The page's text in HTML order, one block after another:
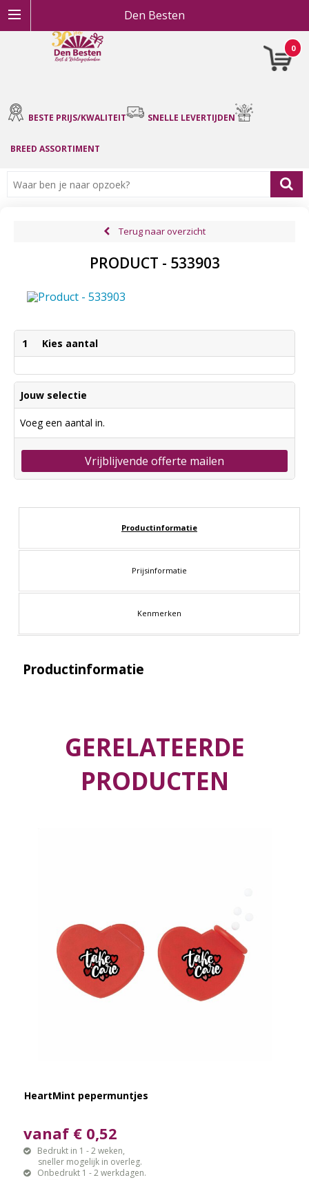
Den Besten
0
BESTE PRIJS/KWALITEIT SNELLE LEVERTIJDEN
BREED ASSORTIMENT
Terug naar overzicht
PRODUCT - 533903
1 Kies aantal
Jouw selectie
Voeg een aantal in.
Vrijblijvende offerte mailen
Productinformatie
Prijsinformatie
Kenmerken
Productinformatie
GERELATEERDE
PRODUCTEN
HeartMint pepermuntjes
vanaf € 0,52
Bedrukt in 1 - 2 weken,
sneller mogelijk in overleg.
Onbedrukt 1 - 2 werkdagen.